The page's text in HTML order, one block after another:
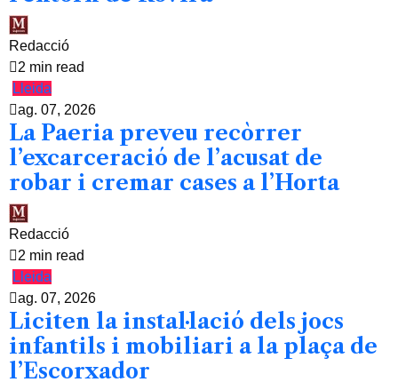
Redacció
2 min read
Lleida
ag. 07, 2026
La Paeria preveu recòrrer
l’excarceració de l’acusat de
robar i cremar cases a l’Horta
Redacció
2 min read
Lleida
ag. 07, 2026
Liciten la instal·lació dels jocs
infantils i mobiliari a la plaça de
l’Escorxador